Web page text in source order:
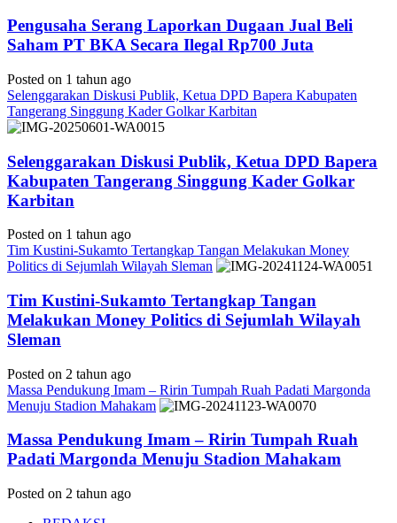
Pengusaha Serang Laporkan Dugaan Jual Beli
Saham PT BKA Secara Ilegal Rp700 Juta
Posted on 1 tahun ago
Selenggarakan Diskusi Publik, Ketua DPD Bapera Kabupaten
Tangerang Singgung Kader Golkar Karbitan
Selenggarakan Diskusi Publik, Ketua DPD Bapera
Kabupaten Tangerang Singgung Kader Golkar
Karbitan
Posted on 1 tahun ago
Tim Kustini-Sukamto Tertangkap Tangan Melakukan Money
Politics di Sejumlah Wilayah Sleman
Tim Kustini-Sukamto Tertangkap Tangan
Melakukan Money Politics di Sejumlah Wilayah
Sleman
Posted on 2 tahun ago
Massa Pendukung Imam – Ririn Tumpah Ruah Padati Margonda
Menuju Stadion Mahakam
Massa Pendukung Imam – Ririn Tumpah Ruah
Padati Margonda Menuju Stadion Mahakam
Posted on 2 tahun ago